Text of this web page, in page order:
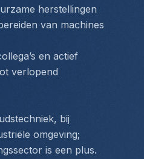
herstellingen
van machines
en actief
verlopend
bij
omgeving;
is een plus.